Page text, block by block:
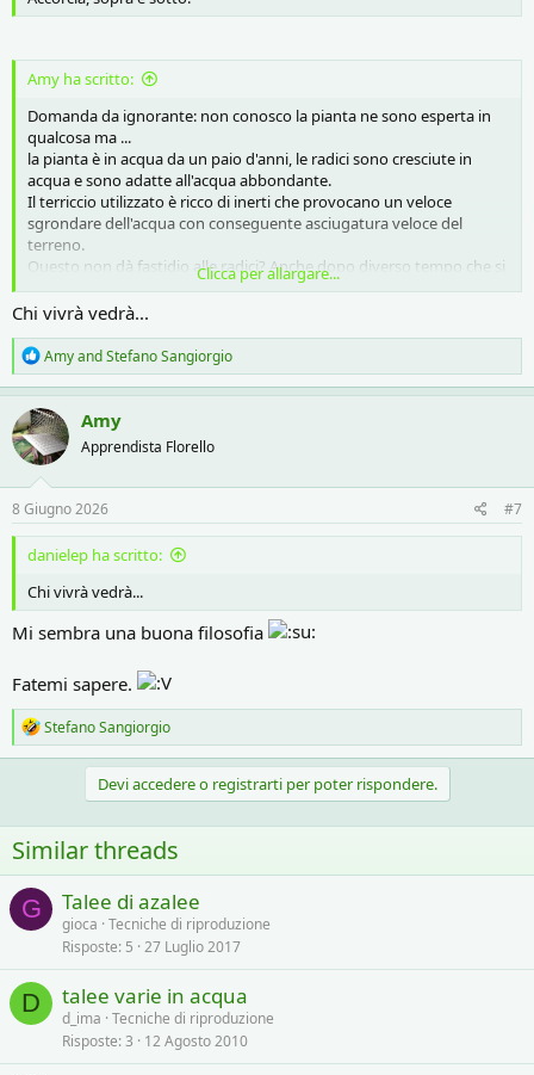
Amy ha scritto:
Domanda da ignorante: non conosco la pianta ne sono esperta in
qualcosa ma ...
la pianta è in acqua da un paio d'anni, le radici sono cresciute in
acqua e sono adatte all'acqua abbondante.
Il terriccio utilizzato è ricco di inerti che provocano un veloce
sgrondare dell'acqua con conseguente asciugatura veloce del
terreno.
Questo non dà fastidio alle radici? Anche dopo diverso tempo che si
sono adattate alla vita in terra?
Clicca per allargare...
Chi vivrà vedrà...
R
e
a
c
t
i
o
n
s
:
AmyandStefano Sangiorgio
Amy
Apprendista Florello
8 Giugno 2026 #7
danielep ha scritto:
Chi vivrà vedrà...
Mi sembra una buona filosofia
Fatemi sapere.
R
e
a
n
s
:
Stefano Sangiorgio
Devi accedere o registrarti per poter rispondere.
Similar threads
G Talee di azalee
gioca Tecniche di riproduzione
Risposte 5 27 Luglio 2017
D talee varie in acqua
d_ima Tecniche di riproduzione
Risposte 3 12 Agosto 2010